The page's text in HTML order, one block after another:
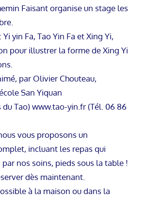
Faisant organise un stage les
yin Fa, Tao Yin Fa et Xing Yi,
pour illustrer la forme de Xing Yi
par Olivier Chouteau,
San Yiquan
du Tao) www.tao-yin.fr (Tél. 06 86
vous proposons un
incluant les repas qui
nos soins, pieds sous la table !
dès maintenant.
à la maison ou dans la